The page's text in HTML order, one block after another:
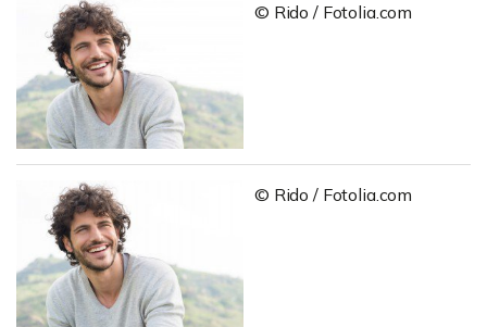
© Rido / Fotolia.com
© Rido / Fotolia.com